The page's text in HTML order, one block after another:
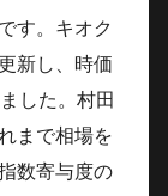
です。キオク
新し、時価
した。村田
まで相場を
数寄与度の